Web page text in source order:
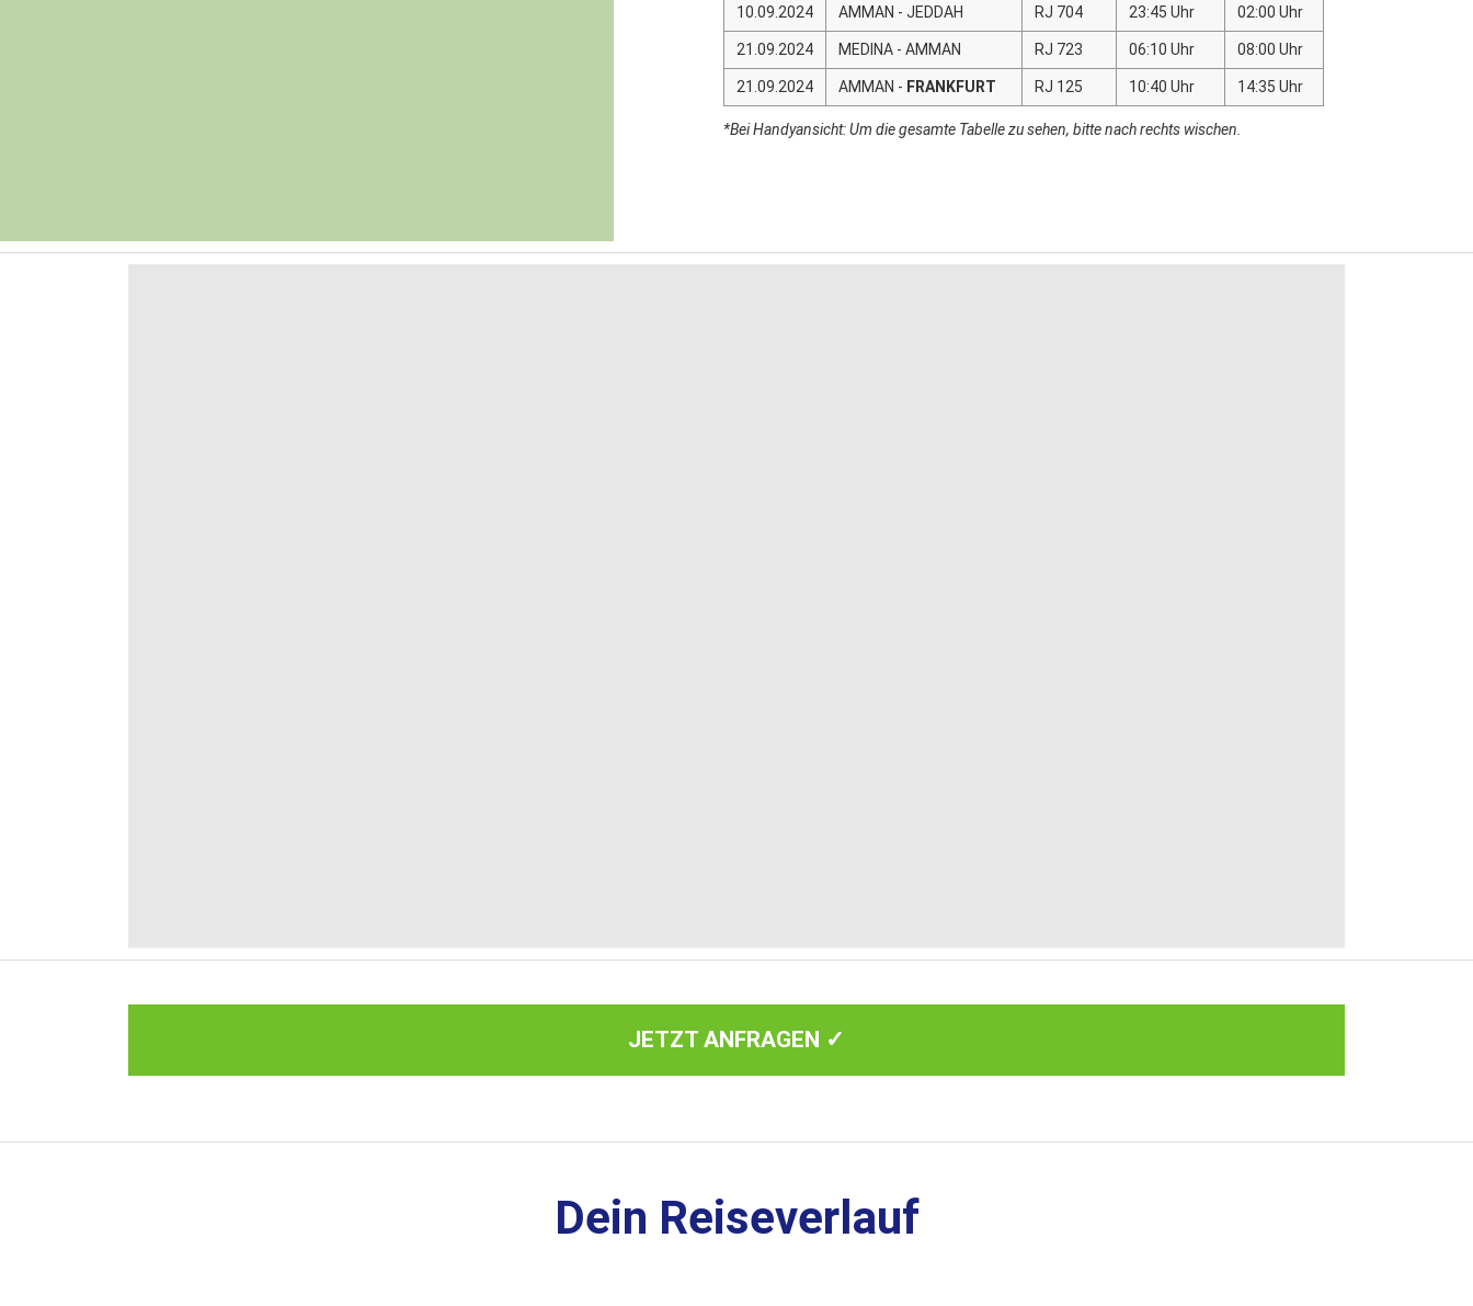
10.09.2024 AMMAN - JEDDAH RJ 704 23:45 Uhr 02:00 Uhr
21.09.2024 MEDINA - AMMAN RJ 723 06:10 Uhr 08:00 Uhr
21.09.2024 AMMAN - FRANKFURT RJ 125 10:40 Uhr 14:35 Uhr
*Bei Handyansicht: Um die gesamte Tabelle zu sehen, bitte nach rechts wischen.
JETZT ANFRAGEN ✓
Dein Reiseverlauf